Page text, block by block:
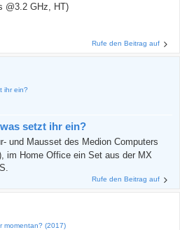
@3.2 GHz, HT)
Rufe den Beitrag auf
ihr ein?
setzt ihr ein?
und Mausset des Medion Computers
im Home Office ein Set aus der MX
Rufe den Beitrag auf
momentan? (2017)